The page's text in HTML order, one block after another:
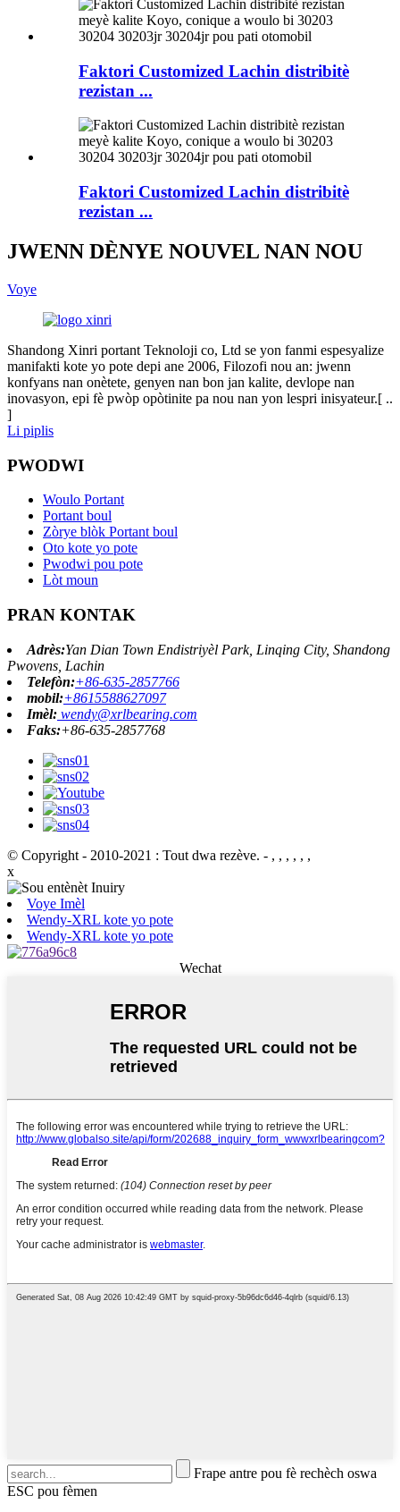
Faktori Customized Lachin distribitè
rezistan ...
Faktori Customized Lachin distribitè
rezistan ...
JWENN DÈNYE NOUVEL NAN NOU
Voye
Shandong Xinri portant Teknoloji co, Ltd se yon fanmi espesyalize
manifakti kote yo pote depi ane 2006, Filozofi nou an: jwenn
konfyans nan onètete, genyen nan bon jan kalite, devlope nan
inovasyon, epi fè pwòp opòtinite pa nou nan yon lespri inisyateur.[ ..
]
Li piplis
PWODWI
Woulo Portant
Portant boul
Zòrye blòk Portant boul
Oto kote yo pote
Pwodwi pou pote
Lòt moun
PRAN KONTAK
Adrès:Yan Dian Town Endistriyèl Park, Linqing City, Shandong
Pwovens, Lachin
Telefòn:+86-635-2857766
mobil:+8615588627097
Imèl: wendy@xrlbearing.com
Faks:+86-635-2857768
© Copyright - 2010-2021 : Tout dwa rezève. - , , , , , ,
x
Voye Imèl
Wendy-XRL kote yo pote
Wendy-XRL kote yo pote
Wechat
Frape antre pou fè rechèch oswa
ESC pou fèmen